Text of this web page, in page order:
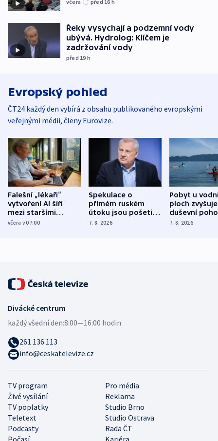
včera před 16 h
Řeky vysychají a podzemní vody
ubývá. Hydrolog: Klíčem je
zadržování vody
před 19 h
Evropský pohled
ČT24 každý den vybírá z obsahu publikovaného evropskými
veřejnými médii, členy Eurovize.
Falešní „lékaři“
vytvoření AI šíří
mezi staršími
Poláky nebezpečné
včera v 07:00
Spekulace o
přímém ruském
útoku jsou pošetilé,
míní estonský
7. 8. 2026
Pobyt u
ploch zvyšuje
duševní
ukázala
7. 8. 2026
TV program
Pro média
Živé vysílání
Reklama
TV poplatky
Studio Brno
Teletext
Studio Ostrava
Podcasty
Rada ČT
Divácké centrum
každý všední den:8:00—16:00 hodin
261 136 113
info@ceskatelevize.cz